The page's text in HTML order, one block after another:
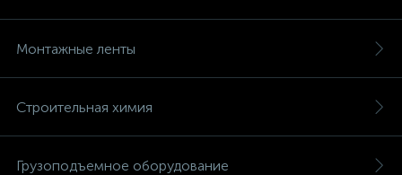
Монтажные ленты
Строительная химия
Грузоподъемное оборудование